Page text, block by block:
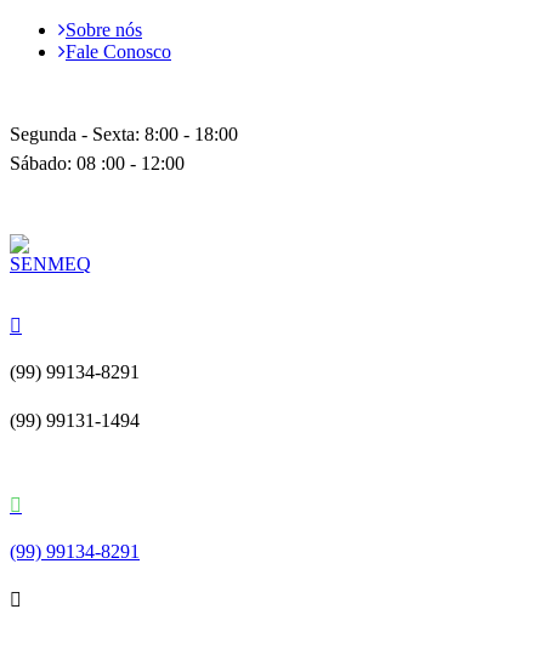
Sobre nós
Fale Conosco
Segunda - Sexta: 8:00 - 18:00
Sábado: 08 :00 - 12:00
(99) 99134-8291
(99) 99131-1494
(99) 99134-8291